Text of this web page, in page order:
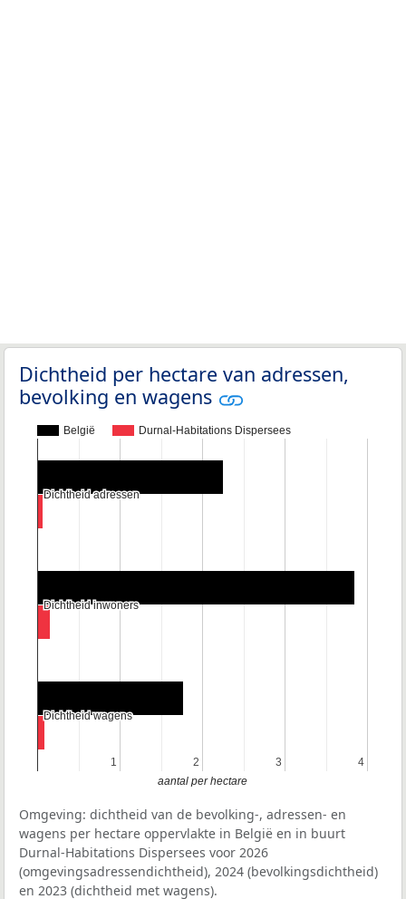
Dichtheid per hectare van adressen,
bevolking en wagens
België Durnal-Habitations Dispersees
1
1 2
2 3
3 4
4
Dichtheid adressen
Dichtheid adressen
Dichtheid inwoners
Dichtheid inwoners
Dichtheid wagens
Dichtheid wagens
aantal per hectare
Omgeving: dichtheid van de bevolking-, adressen- en
wagens per hectare oppervlakte in België en in buurt
Durnal-Habitations Dispersees voor 2026
(omgevingsadressendichtheid), 2024 (bevolkingsdichtheid)
en 2023 (dichtheid met wagens).